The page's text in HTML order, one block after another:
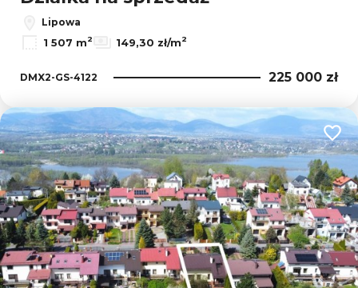
Lipowa
1 507 m2 149,30 zł/m2
DMX2-GS-4122 225 000 zł